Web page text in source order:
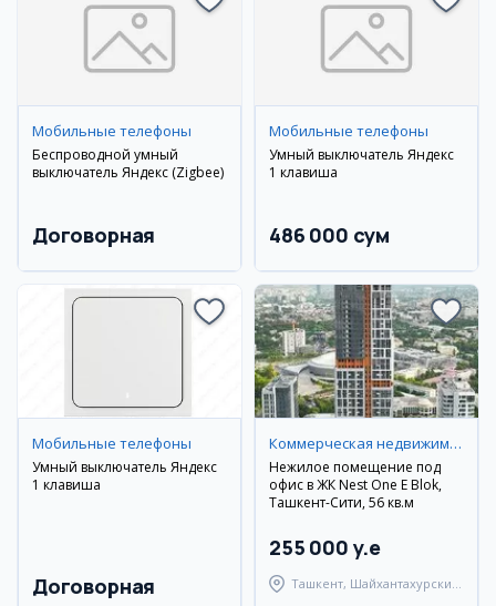
Мобильные телефоны
Беспроводной умный
выключатель Яндекс (Zigbee)
Договорная
Мобильные телефоны
Умный выключатель Яндекс
1 клавиша
486 000 сум
Мобильные телефоны
Умный выключатель Яндекс
1 клавиша
Договорная
Коммерческая недвижимость
Нежилое помещение под
офис в ЖК Nest One E Blok,
Ташкент-Сити, 56 кв.м
255 000 y.e
Ташкент, Шайхантахурский